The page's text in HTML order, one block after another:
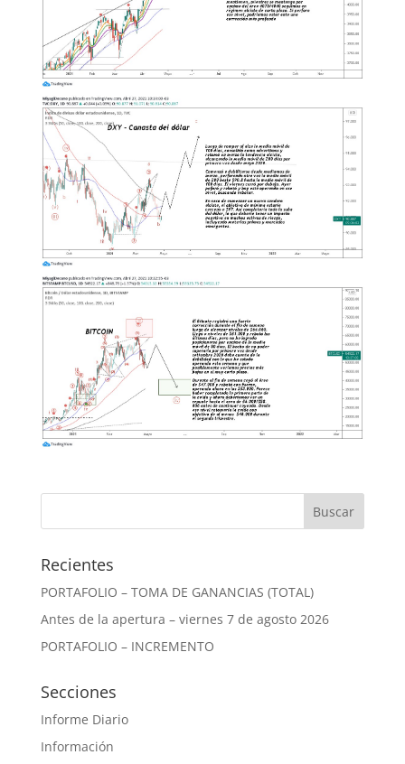
Recientes
PORTAFOLIO – TOMA DE GANANCIAS (TOTAL)
Antes de la apertura – viernes 7 de agosto 2026
PORTAFOLIO – INCREMENTO
Secciones
Informe Diario
Información